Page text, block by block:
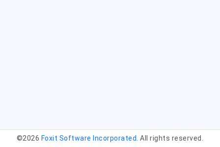
©2026 Foxit Software Incorporated . All rights reserved.